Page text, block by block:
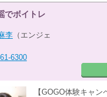
でボイトレ
李（エンジェ
6300
【GOGO体験キャン